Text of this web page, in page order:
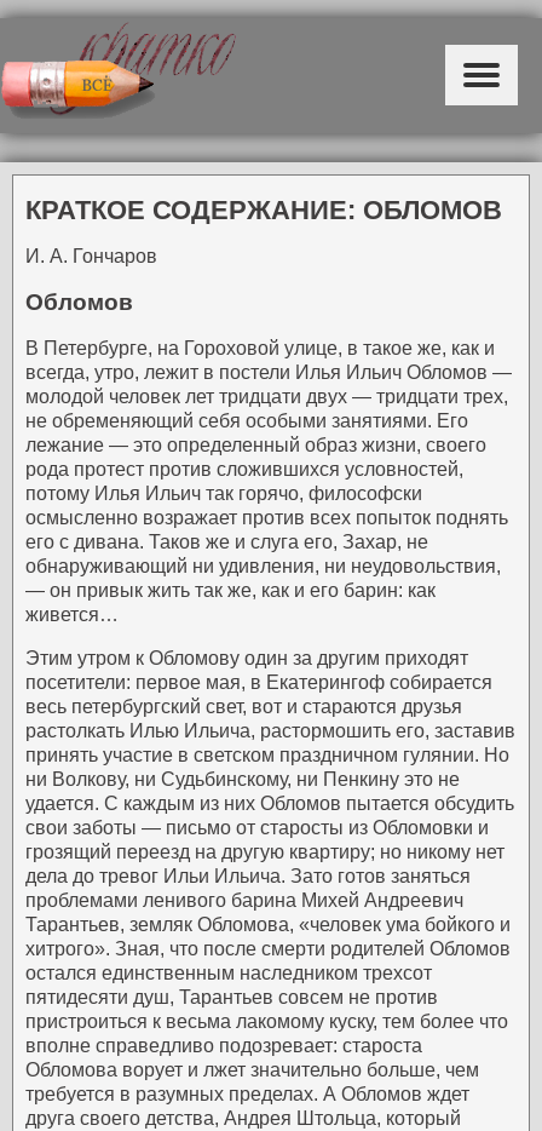
КРАТКОЕ СОДЕРЖАНИЕ: ОБЛОМОВ
И. А. Гончаров
Обломов
В Петербурге, на Гороховой улице, в такое же, как и
всегда, утро, лежит в постели Илья Ильич Обломов —
молодой человек лет тридцати двух — тридцати трех,
не обременяющий себя особыми занятиями. Его
лежание — это определенный образ жизни, своего
рода протест против сложившихся условностей,
потому Илья Ильич так горячо, философски
осмысленно возражает против всех попыток поднять
его с дивана. Таков же и слуга его, Захар, не
обнаруживающий ни удивления, ни неудовольствия,
— он привык жить так же, как и его барин: как
живется…
Этим утром к Обломову один за другим приходят
посетители: первое мая, в Екатерингоф собирается
весь петербургский свет, вот и стараются друзья
растолкать Илью Ильича, растормошить его, заставив
принять участие в светском праздничном гулянии. Но
ни Волкову, ни Судьбинскому, ни Пенкину это не
удается. С каждым из них Обломов пытается обсудить
свои заботы — письмо от старосты из Обломовки и
грозящий переезд на другую квартиру; но никому нет
дела до тревог Ильи Ильича. Зато готов заняться
проблемами ленивого барина Михей Андреевич
Тарантьев, земляк Обломова, «человек ума бойкого и
хитрого». Зная, что после смерти родителей Обломов
остался единственным наследником трехсот
пятидесяти душ, Тарантьев совсем не против
пристроиться к весьма лакомому куску, тем более что
вполне справедливо подозревает: староста
Обломова ворует и лжет значительно больше, чем
требуется в разумных пределах. А Обломов ждет
друга своего детства, Андрея Штольца, который